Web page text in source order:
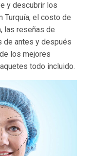
y descubrir los
Turquía, el costo de
las reseñas de
de antes y después
los mejores
todo incluido.